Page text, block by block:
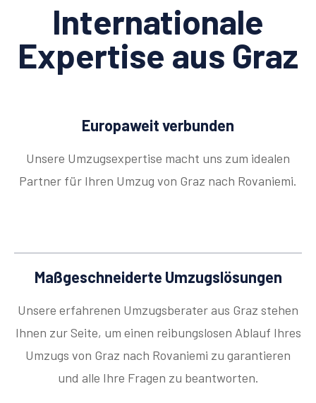
Internationale
Expertise aus Graz
Europaweit verbunden
Unsere Umzugsexpertise macht uns zum idealen
Partner für Ihren Umzug von Graz nach Rovaniemi.
Maßgeschneiderte Umzugslösungen
Unsere erfahrenen Umzugsberater aus Graz stehen
Ihnen zur Seite, um einen reibungslosen Ablauf Ihres
Umzugs von Graz nach Rovaniemi zu garantieren
und alle Ihre Fragen zu beantworten.